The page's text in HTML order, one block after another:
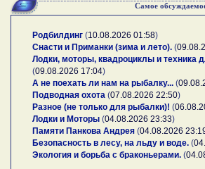
Самое
Родбилдинг (10.08.2026 01:58)
Снасти и Приманки (зима и лето). (
Лодки, моторы, квадроциклы и техника
(09.08.2026 17:04)
А не поехать ли нам на рыбалку... (
Подводная охота (07.08.2026 22:50)
Разное (не только для рыбалки)! (
Лодки и Моторы (04.08.2026 23:33)
Памяти Панкова Андрея (04.08.2026
Безопасность в лесу, на льду и воде. (
Экология и борьба с браконьерами. (